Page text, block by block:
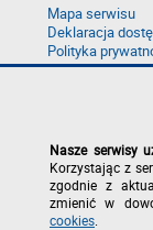
Mapa serwisu
Deklaracja
Polityka
Zgłoś błąd na
Nasze serwisy
Korzystając z
zgodnie z
zmienić w
cookies